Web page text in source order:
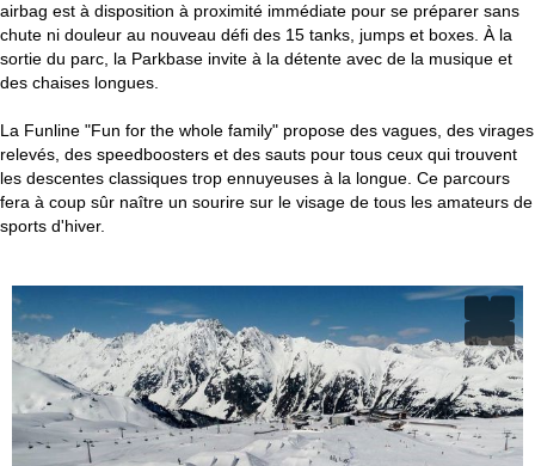
airbag est à disposition à proximité immédiate pour se préparer sans
chute ni douleur au nouveau défi des 15 tanks, jumps et boxes. À la
sortie du parc, la Parkbase invite à la détente avec de la musique et
des chaises longues.
La Funline "Fun for the whole family" propose des vagues, des virages
relevés, des speedboosters et des sauts pour tous ceux qui trouvent
les descentes classiques trop ennuyeuses à la longue. Ce parcours
fera à coup sûr naître un sourire sur le visage de tous les amateurs de
sports d'hiver.